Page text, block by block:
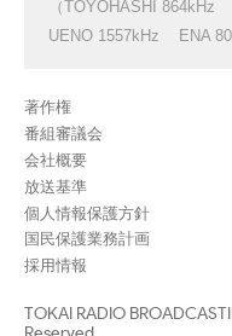
（TOYOHASHI 864kHz
UENO 1557kHz
ENA
著作権
番組審議会
会社概要
放送基準
個人情報保護方針
国民保護業務計画
採用情報
TOKAI RADIO